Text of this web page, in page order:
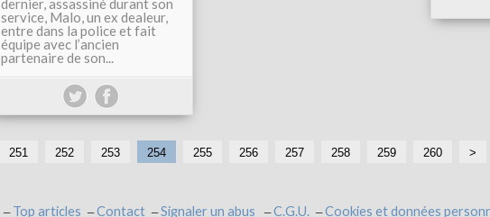
dernier, assassiné durant son
service, Malo, un ex dealeur,
entre dans la police et fait
équipe avec l’ancien
partenaire de son...
251 252 253 254 255 256 257 258 259 260
2
>
Top articles Contact Signaler un abus C.G.U. Cookies et données